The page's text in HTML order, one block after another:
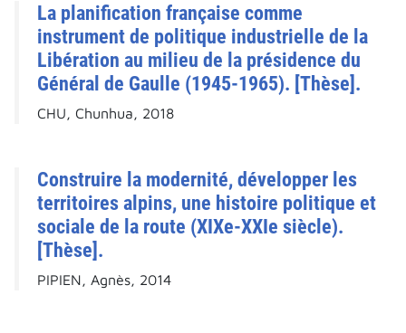
La planification française comme
instrument de politique industrielle de la
Libération au milieu de la présidence du
Général de Gaulle (1945-1965). [Thèse].
CHU, Chunhua, 2018
Construire la modernité, développer les
territoires alpins, une histoire politique et
sociale de la route (XIXe-XXIe siècle).
[Thèse].
PIPIEN, Agnès, 2014